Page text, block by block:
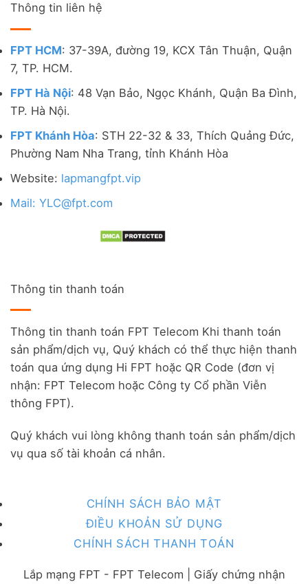
Thông tin liên hệ
FPT HCM: 37-39A, đường 19, KCX Tân Thuận, Quận
7, TP. HCM.
FPT Hà Nội: 48 Vạn Bảo, Ngọc Khánh, Quận Ba Đình,
TP. Hà Nội.
FPT Khánh Hòa: STH 22-32 & 33, Thích Quảng Đức,
Phường Nam Nha Trang, tỉnh Khánh Hòa
Website: lapmangfpt.vip
Mail: YLC@fpt.com
Thông tin thanh toán
Thông tin thanh toán FPT Telecom Khi thanh toán
sản phẩm/dịch vụ, Quý khách có thể thực hiện thanh
toán qua ứng dụng Hi FPT hoặc QR Code (đơn vị
nhận: FPT Telecom hoặc Công ty Cổ phần Viễn
thông FPT).
Quý khách vui lòng không thanh toán sản phẩm/dịch
vụ qua số tài khoản cá nhân.
CHÍNH SÁCH BẢO MẬT
ĐIỀU KHOẢN SỬ DỤNG
CHÍNH SÁCH THANH TOÁN
Lắp mạng FPT - FPT Telecom | Giấy chứng nhận